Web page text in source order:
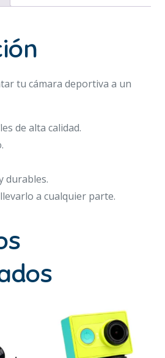
tu cámara deportiva a un
de alta calidad.
durables.
a cualquier parte.